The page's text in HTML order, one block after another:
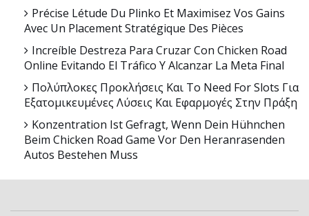
Précise Létude Du Plinko Et Maximisez Vos Gains
Avec Un Placement Stratégique Des Pièces
Increíble Destreza Para Cruzar Con Chicken Road
Online Evitando El Tráfico Y Alcanzar La Meta Final
Πολύπλοκες Προκλήσεις Και Το Need For Slots Για
Εξατομικευμένες Λύσεις Και Εφαρμογές Στην Πράξη
Konzentration Ist Gefragt, Wenn Dein Hühnchen
Beim Chicken Road Game Vor Den Heranrasenden
Autos Bestehen Muss